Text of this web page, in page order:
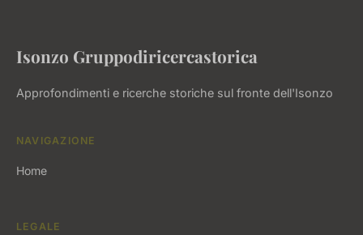
Isonzo Gruppodiricercastorica
Approfondimenti e ricerche storiche sul fronte dell'Isonzo
NAVIGAZIONE
Home
LEGALE